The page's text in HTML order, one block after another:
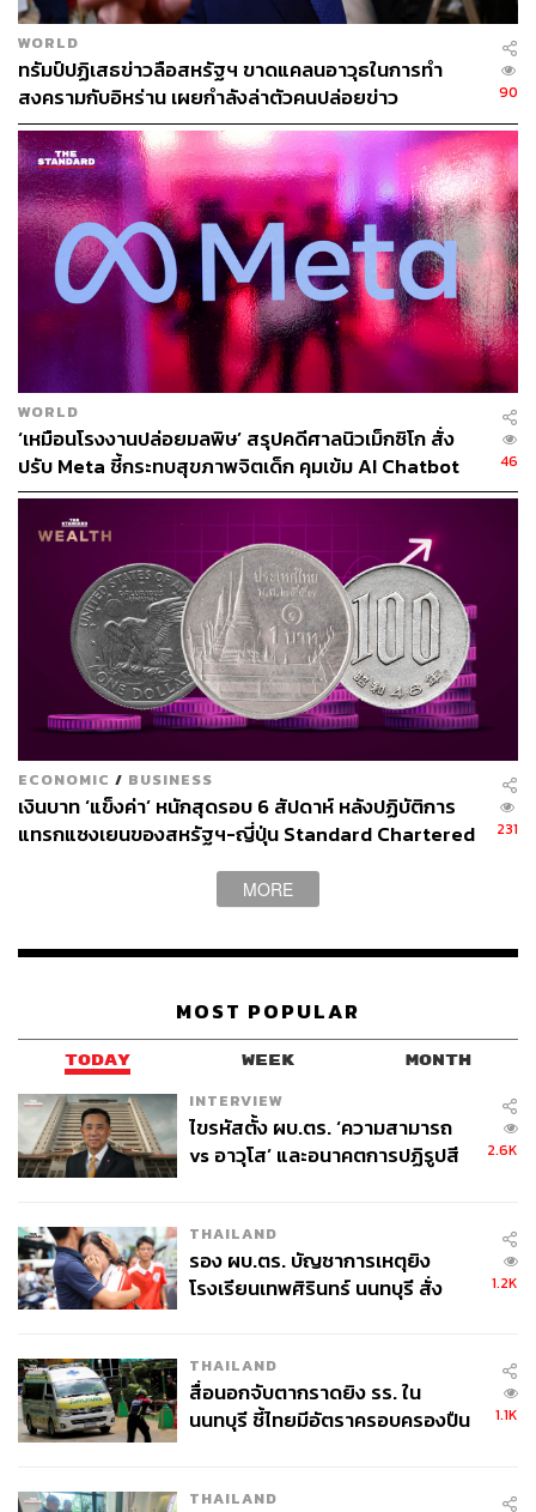
WORLD
ทรัมป์ปฏิเสธข่าวลือสหรัฐฯ ขาดแคลนอาวุธในการทำ
สงครามกับอิหร่าน เผยกำลังล่าตัวคนปล่อยข่าว
90
WORLD
‘เหมือนโรงงานปล่อยมลพิษ’ สรุปคดีศาลนิวเม็กซิโก สั่ง
ปรับ Meta ชี้กระทบสุขภาพจิตเด็ก คุมเข้ม AI Chatbot
46
ECONOMIC / BUSINESS
เงินบาท ‘แข็งค่า’ หนักสุดรอบ 6 สัปดาห์ หลังปฏิบัติการ
แทรกแซงเยนของสหรัฐฯ-ญี่ปุ่น Standard Chartered
231
MORE
MOST POPULAR
TODAY WEEK MONTH
INTERVIEW
ไขรหัสตั้ง ผบ.ตร. ‘ความสามารถ
vs อาวุโส’ และอนาคตการปฏิรูปสี
2.6K
THAILAND
รอง ผบ.ตร. บัญชาการเหตุยิง
โรงเรียนเทพศิรินทร์ นนทบุรี สั่ง
1.2K
THAILAND
สื่อนอกจับตากราดยิง รร. ใน
นนทบุรี ชี้ไทยมีอัตราครอบครองปืน
1.1K
THAILAND